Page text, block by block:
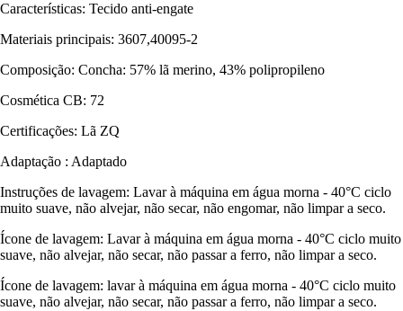
Características: Tecido anti-engate
Materiais principais: 3607,40095-2
Composição: Concha: 57% lã merino, 43% polipropileno
Cosmética CB: 72
Certificações: Lã ZQ
Adaptação : Adaptado
Instruções de lavagem: Lavar à máquina em água morna - 40°C ciclo
muito suave, não alvejar, não secar, não engomar, não limpar a seco.
Ícone de lavagem: Lavar à máquina em água morna - 40°C ciclo muito
suave, não alvejar, não secar, não passar a ferro, não limpar a seco.
Ícone de lavagem: lavar à máquina em água morna - 40°C ciclo muito
suave, não alvejar, não secar, não passar a ferro, não limpar a seco.